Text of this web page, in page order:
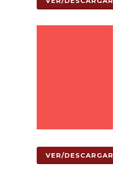
VER/DESCARGAR